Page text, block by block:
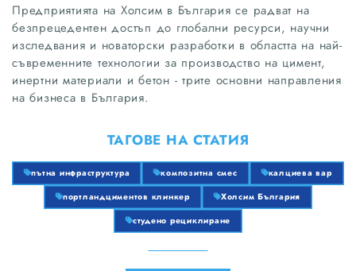
Предприятията на Холсим в България се радват на
безпрецедентен достъп до глобални ресурси, научни
изследвания и новаторски разработки в областта на най-
съвременните технологии за производство на цимент,
инертни материали и бетон - трите основни направления
на бизнеса в България.
ТАГОВЕ НА СТАТИЯ
пътна инфраструктура композитна смес
калциева вар
портландциментов клинкер
Холсим България
студено рециклиране